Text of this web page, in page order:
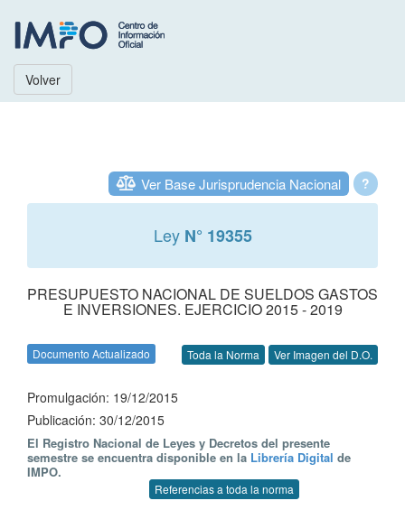
Volver
?
Ver Base Jurisprudencia Nacional
Ley N° 19355
PRESUPUESTO NACIONAL DE SUELDOS GASTOS
E INVERSIONES. EJERCICIO 2015 - 2019
Documento Actualizado Toda la Norma Ver Imagen del D.O.
Promulgación: 19/12/2015
Publicación: 30/12/2015
El Registro Nacional de Leyes y Decretos del presente
semestre se encuentra disponible en la Librería Digital de
IMPO.
Referencias a toda la norma